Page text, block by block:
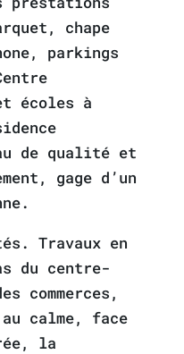
chape
parkings
écoles à
de qualité et
gage d’un
Travaux en
du centre-
commerces,
calme, face
la